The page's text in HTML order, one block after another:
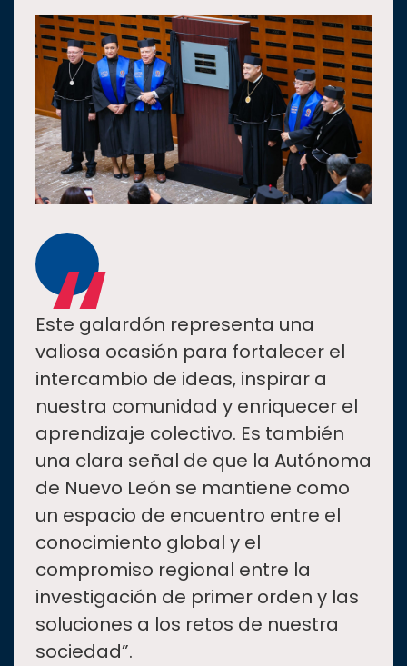
“
Este galardón representa una
valiosa ocasión para fortalecer el
intercambio de ideas, inspirar a
nuestra comunidad y enriquecer el
aprendizaje colectivo. Es también
una clara señal de que la Autónoma
de Nuevo León se mantiene como
un espacio de encuentro entre el
conocimiento global y el
compromiso regional entre la
investigación de primer orden y las
soluciones a los retos de nuestra
sociedad”.